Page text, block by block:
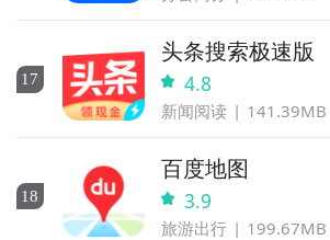
17
头条搜索极速版
4.8
新闻阅读 141.39MB
18
百度地图
3.9
旅游出行 199.67MB